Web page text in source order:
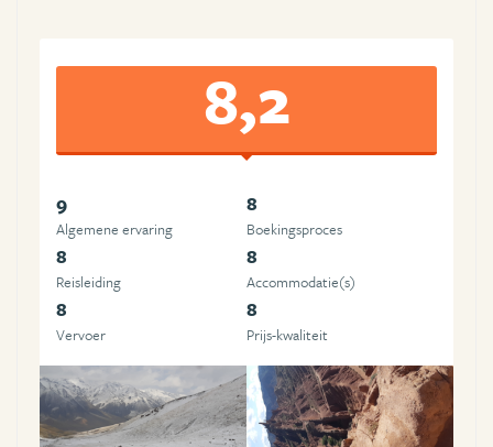
8,2
9
Algemene ervaring
8
Boekingsproces
8
Reisleiding
8
Accommodatie(s)
8
Vervoer
8
Prijs-kwaliteit